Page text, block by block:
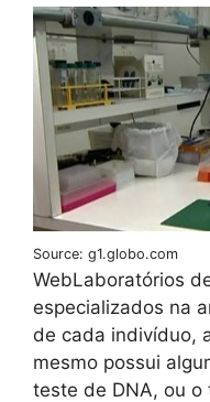
Source: g1.globo.com
WebLaboratórios
especializados na
de cada indivíduo,
mesmo possui
teste de DNA, ou